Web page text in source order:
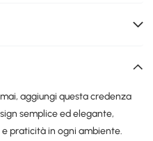
aggiungi questa credenza
semplice ed elegante,
praticità in ogni ambiente.